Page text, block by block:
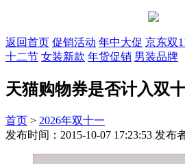
返回首页 促销活动 年中大促 京东双
十二节 女装新款 年货促销 男装品牌
天猫购物券是否计入双
首页 > 2026年双十一
发布时间：2015-10-07 17:23:53 发布